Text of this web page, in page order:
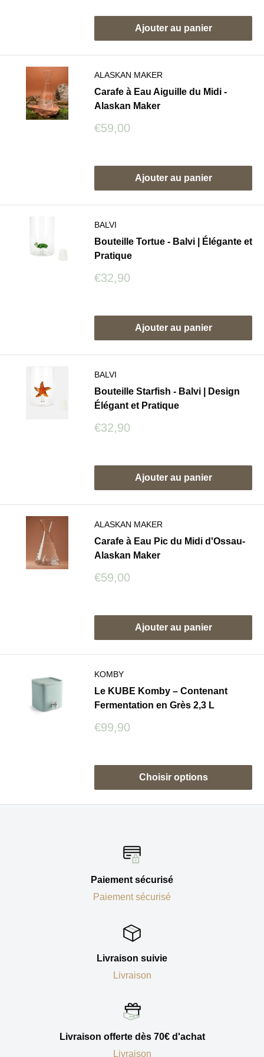
Ajouter au panier
ALASKAN MAKER
Carafe à Eau Aiguille du Midi -
Alaskan Maker
Prix
€59,00
Ajouter au panier
BALVI
Bouteille Tortue - Balvi | Élégante et
Pratique
Prix
€32,90
Ajouter au panier
BALVI
Bouteille Starfish - Balvi | Design
Élégant et Pratique
Prix
€32,90
Ajouter au panier
ALASKAN MAKER
Carafe à Eau Pic du Midi d'Ossau-
Alaskan Maker
Prix
€59,00
Ajouter au panier
KOMBY
Le KUBE Komby – Contenant
Fermentation en Grès 2,3 L
Prix
€99,90
Choisir options
Paiement sécurisé
Paiement sécurisé
Livraison suivie
Livraison
Livraison offerte dès 70€ d'achat
Livraison